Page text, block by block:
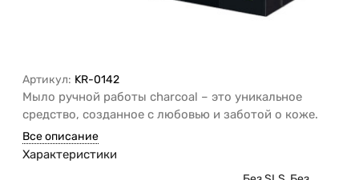
Артикул: KR-0142
Мыло ручной работы charcoal – это уникальное
средство, созданное с любовью и заботой о коже.
Все описание
Характеристики